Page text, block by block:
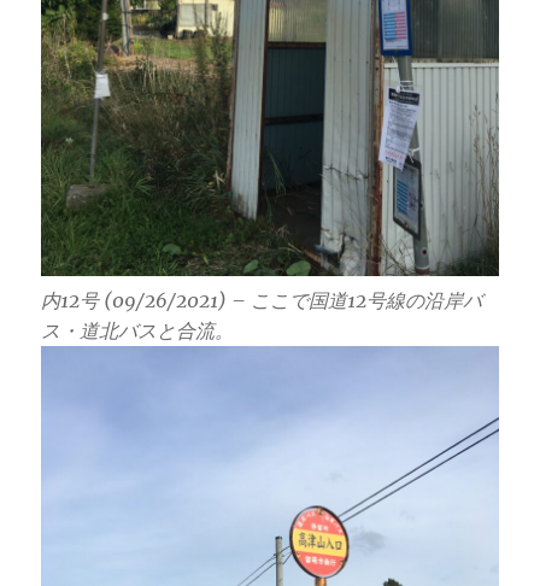
内12号 (09/26/2021) – ここで国道12号線の沿岸バ
ス・道北バスと合流。